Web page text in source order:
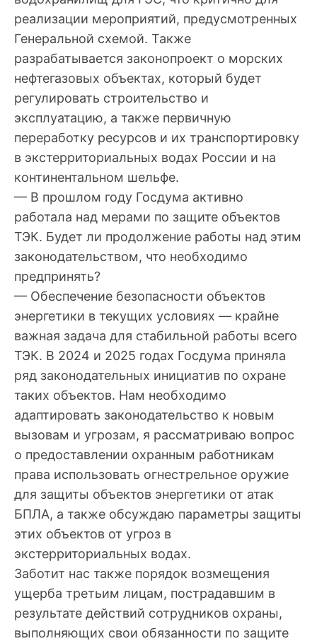
реализации мероприятий, предусмотренных
Генеральной схемой. Также
разрабатывается законопроект о морских
нефтегазовых объектах, который будет
регулировать строительство и
эксплуатацию, а также первичную
переработку ресурсов и их транспортировку
в экстерриториальных водах России и на
континентальном шельфе.
— В прошлом году Госдума активно
работала над мерами по защите объектов
ТЭК. Будет ли продолжение работы над этим
законодательством, что необходимо
предпринять?
— Обеспечение безопасности объектов
энергетики в текущих условиях — крайне
важная задача для стабильной работы всего
ТЭК. В 2024 и 2025 годах Госдума приняла
ряд законодательных инициатив по охране
таких объектов. Нам необходимо
адаптировать законодательство к новым
вызовам и угрозам, я рассматриваю вопрос
о предоставлении охранным работникам
права использовать огнестрельное оружие
для защиты объектов энергетики от атак
БПЛА, а также обсуждаю параметры защиты
этих объектов от угроз в
экстерриториальных водах.
Заботит нас также порядок возмещения
ущерба третьим лицам, пострадавшим в
результате действий сотрудников охраны,
выполняющих свои обязанности по защите